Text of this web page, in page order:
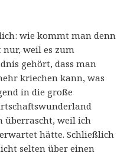
wie kommt man denn
nur, weil es zum
gehört, dass man
kriechen kann, was
in die große
überrascht, weil ich
hätte. Schließlich
selten über einen